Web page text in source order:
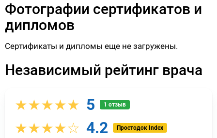
Фотографии сертификатов и
дипломов
Сертификаты и дипломы еще не загружены.
Независимый рейтинг врача
★★★★★ 5 1 отзыв
★★★★☆ 4.2 Простодок Index